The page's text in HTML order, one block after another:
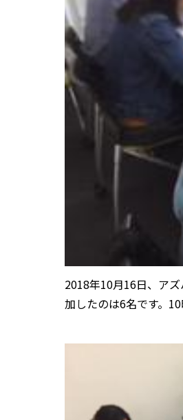
2018年10月16日、ア
加したのは6名です。